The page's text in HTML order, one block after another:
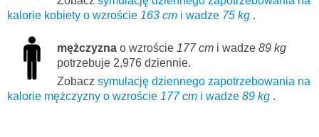
kalorie kobiety o wzroście 163 cm i wadze 75 kg .
mężczyzna o wzroście 177 cm i wadze 89 kg
potrzebuje 2,976 dziennie.
Zobacz symulację dziennego zapotrzebowania na
kalorie mężczyzny o wzroście 177 cm i wadze 89 kg .